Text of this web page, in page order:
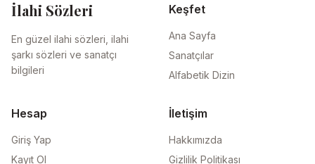
İlahi Sözleri
En güzel ilahi sözleri, ilahi
şarkı sözleri ve sanatçı
bilgileri
Keşfet
Ana Sayfa
Sanatçılar
Alfabetik Dizin
Hesap
Giriş Yap
Kayıt Ol
İletişim
Hakkımızda
Gizlilik Politikası